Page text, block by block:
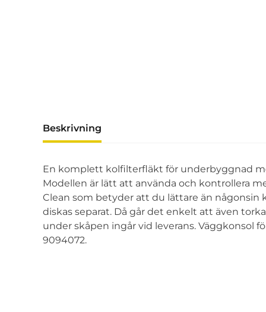
Beskrivning
En komplett kolfilterfläkt för underbyggnad
Modellen är lätt att använda och kontrollera
Clean som betyder att du lättare än någonsin
diskas separat. Då går det enkelt att även
under skåpen ingår vid leverans. Väggkonsol
9094072.